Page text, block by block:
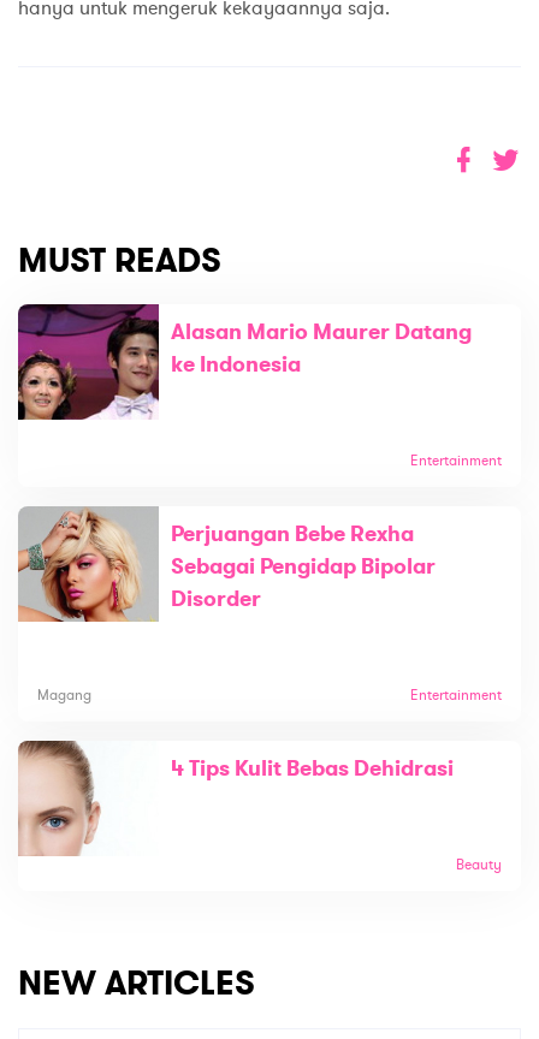
hanya untuk mengeruk kekayaannya saja.
MUST READS
Alasan Mario Maurer Datang
ke Indonesia
Entertainment
Perjuangan Bebe Rexha
Sebagai Pengidap Bipolar
Disorder
Magang Entertainment
4 Tips Kulit Bebas Dehidrasi
Beauty
NEW ARTICLES